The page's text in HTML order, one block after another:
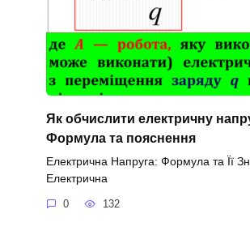
Як обчислити електричну
Формула та пояснення
Електрична Напруга: Формула та Її
Електрична
0 132